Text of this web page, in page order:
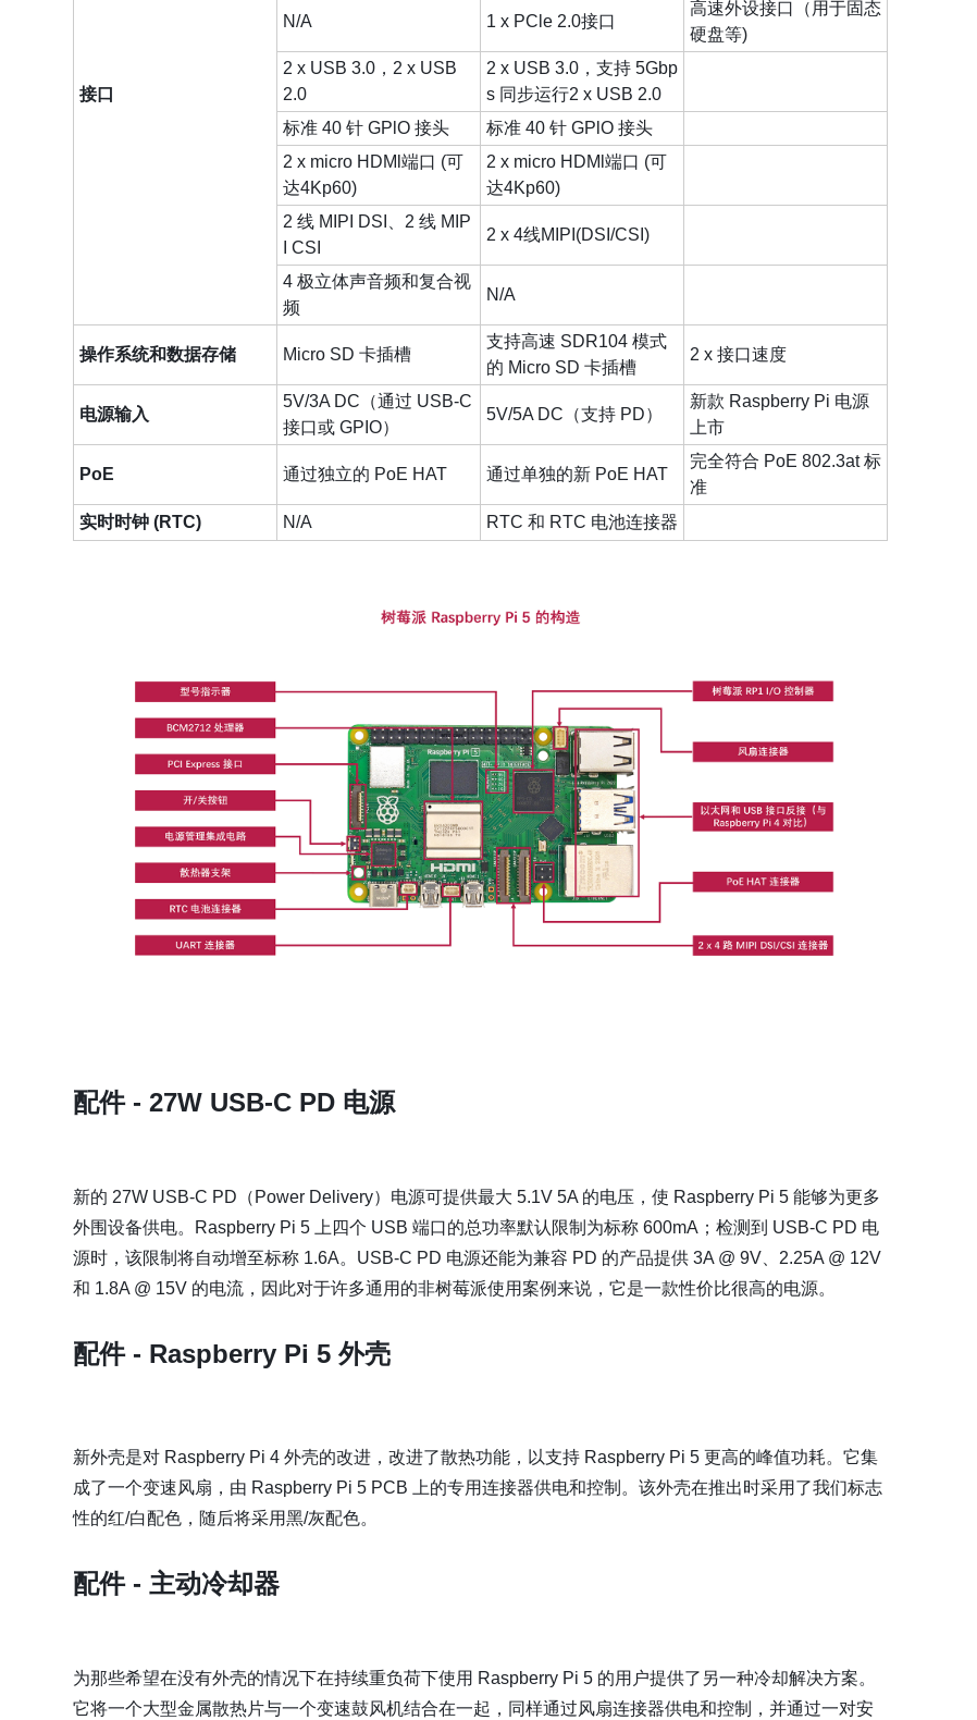
接口
N/A 1 x PCle 2.0接口
高速外设接口（用于固态
硬盘等)
2 x USB 3.0，2 x USB
2.0
2 x USB 3.0，支持 5Gbp
s 同步运行2 x USB 2.0
标准 40 针 GPlO 接头
标准 40 针 GPlO 接头
2 x micro HDMl端口 (可
达4Kp60)
2 x micro HDMl端口 (可
达4Kp60)
2 线 MIPI DSI、2 线 MIP
I CSI
2 x 4线MIPI(DSI/CSI)
4 极立体声音频和复合视
频
N/A
操作系统和数据存储 Micro SD 卡插槽
支持高速 SDR104 模式
的 Micro SD 卡插槽
2 x 接口速度
电源输入
5V/3A DC（通过 USB-C
接口或 GPIO）
5V/5A DC（支持 PD）
新款 Raspberry Pi 电源
上市
PoE 通过独立的 PoE HAT 通过单独的新 PoE HAT
完全符合 PoE 802.3at 标
准
实时时钟 (RTC)
N/A RTC 和 RTC 电池连接器
配件 - 27W USB-C PD 电源
新的 27W USB-C PD（Power Delivery）电源可提供最大 5.1V 5A 的电压，使 Raspberry Pi 5 能够为更多
外围设备供电。Raspberry Pi 5 上四个 USB 端口的总功率默认限制为标称 600mA；检测到 USB-C PD 电
源时，该限制将自动增至标称 1.6A。USB-C PD 电源还能为兼容 PD 的产品提供 3A @ 9V、2.25A @ 12V
和 1.8A @ 15V 的电流，因此对于许多通用的非树莓派使用案例来说，它是一款性价比很高的电源。
配件 - Raspberry Pi 5 外壳
新外壳是对 Raspberry Pi 4 外壳的改进，改进了散热功能，以支持 Raspberry Pi 5 更高的峰值功耗。它集
成了一个变速风扇，由 Raspberry Pi 5 PCB 上的专用连接器供电和控制。该外壳在推出时采用了我们标志
性的红/白配色，随后将采用黑/灰配色。
配件 - 主动冷却器
为那些希望在没有外壳的情况下在持续重负荷下使用 Raspberry Pi 5 的用户提供了另一种冷却解决方案。
它将一个大型金属散热片与一个变速鼓风机结合在一起，同样通过风扇连接器供电和控制，并通过一对安